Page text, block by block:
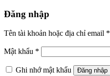
Đăng nhập
Tên tài khoản hoặc địa chỉ email *
Mật khẩu *
Ghi nhớ mật khẩu Đăng nhập